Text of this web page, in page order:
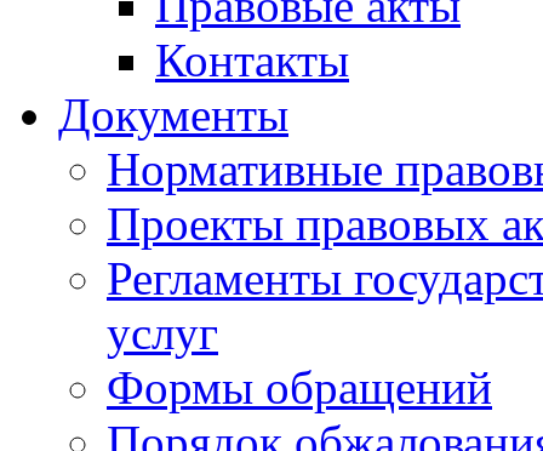
Контакты
Документы
Нормативные
Проекты правовых
Регламенты
услуг
Формы обращений